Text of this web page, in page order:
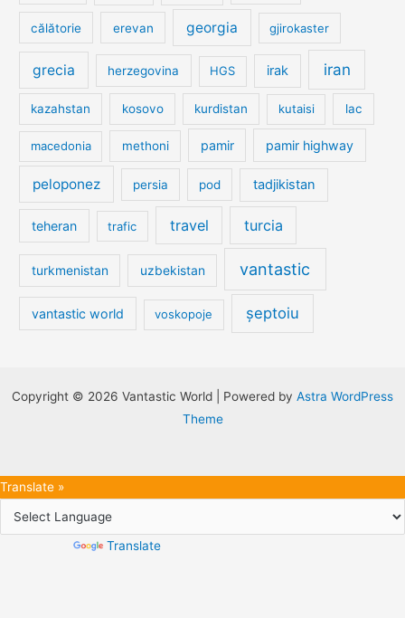
călătorie erevan georgia gjirokaster
grecia herzegovina HGS irak iran
kazahstan kosovo kurdistan kutaisi lac
macedonia methoni pamir pamir highway
peloponez persia pod tadjikistan
teheran trafic travel turcia
turkmenistan uzbekistan vantastic
vantastic world voskopoje șeptoiu
Copyright © 2026 Vantastic World | Powered by Astra WordPress
Theme
Translate »
Translate